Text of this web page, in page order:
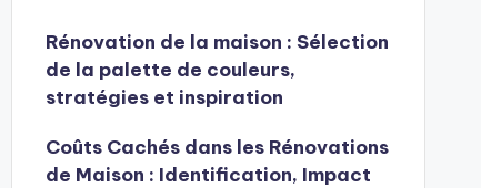
Rénovation de la maison : Sélection
de la palette de couleurs,
stratégies et inspiration
Coûts Cachés dans les Rénovations
de Maison : Identification, Impact